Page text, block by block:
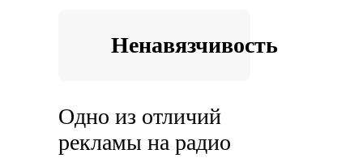
Ненавязчивость
Одно из отличий
рекламы на радио